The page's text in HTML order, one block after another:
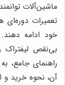
ماشین‌آلات
تعمیرات دوره‌ای
خود ادامه
بی‌نقص
راهنمای جامع،
آن، نحوه خرید و